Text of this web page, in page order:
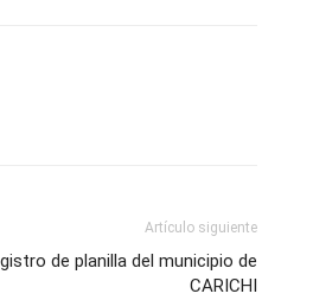
Artículo siguiente
de planilla del municipio de
CARICHI